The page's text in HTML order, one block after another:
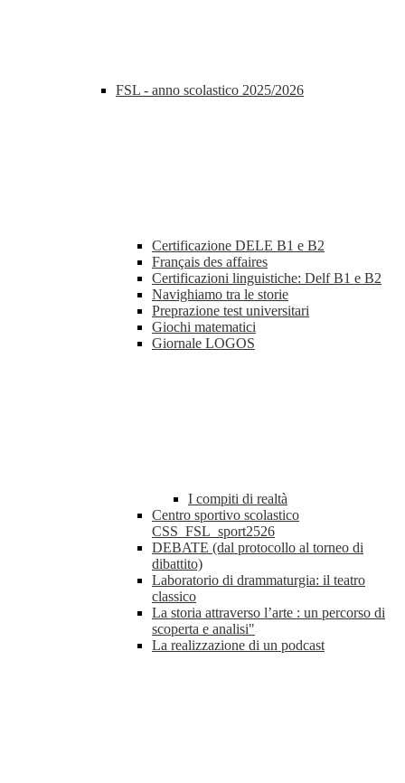
FSL - anno scolastico 2025/2026
Certificazione DELE B1 e B2
Français des affaires
Certificazioni linguistiche: Delf B1 e B2
Navighiamo tra le storie
Preprazione test universitari
Giochi matematici
Giornale LOGOS
I compiti di realtà
Centro sportivo scolastico
CSS_FSL_sport2526
DEBATE (dal protocollo al torneo di
dibattito)
Laboratorio di drammaturgia: il teatro
classico
La storia attraverso l’arte : un percorso di
scoperta e analisi"
La realizzazione di un podcast